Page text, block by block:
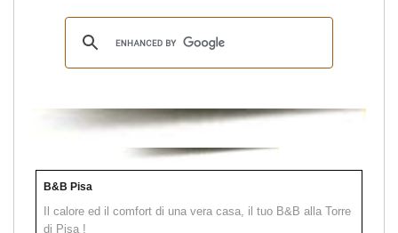
B&B Pisa
Il calore ed il comfort di una vera casa, il tuo B&B alla Torre
di Pisa !